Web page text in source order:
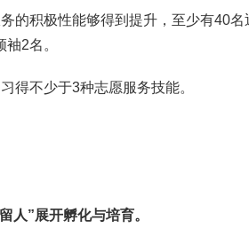
务的积极性能够得到提升，至少有40
2名。
得不少于3种志愿服务技能。
人”展开孵化与培育。